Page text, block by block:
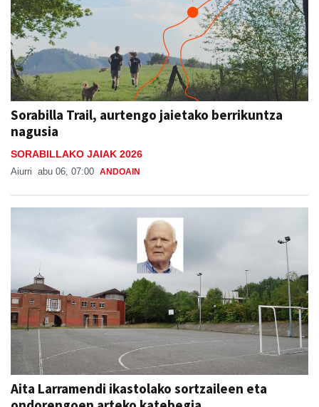
Sorabilla Trail, aurtengo jaietako berrikuntza
nagusia
SORABILLAKO JAIAK 2026
Aiurri abu 06, 07:00 ANDOAIN
Aita Larramendi ikastolako sortzaileen eta